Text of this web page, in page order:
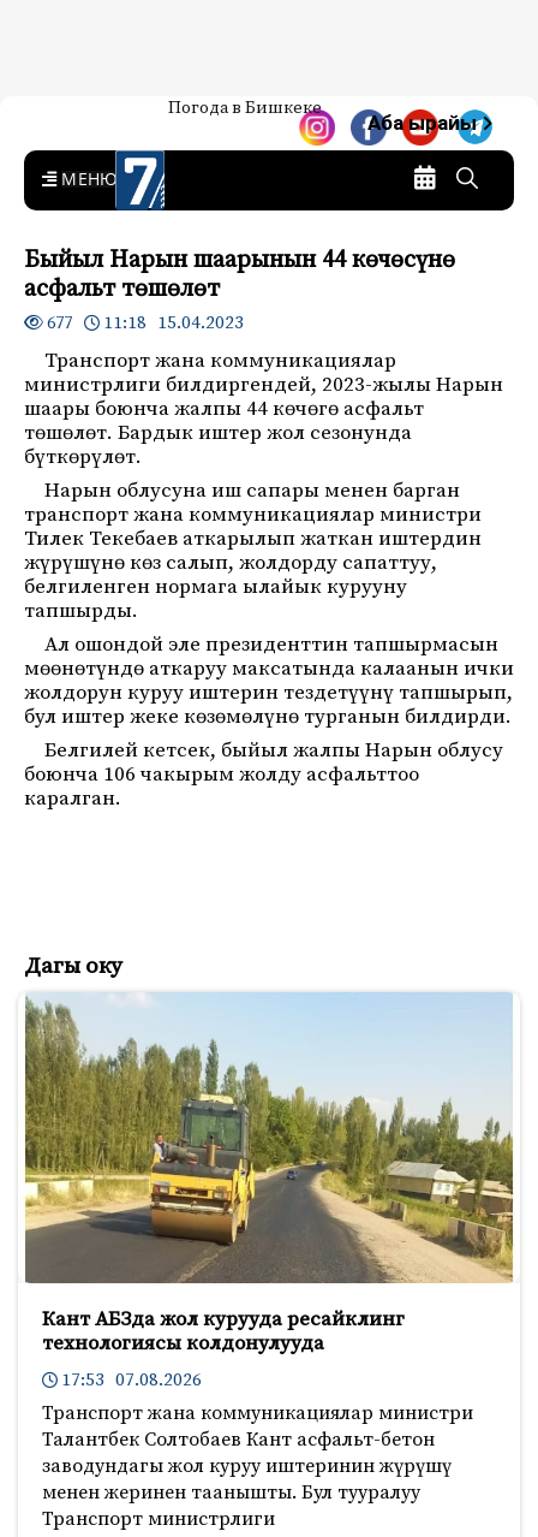
7-канал. Жаңылыктар —
Кыргызстан
Жаңылыктар — Кыргызстан
Погода в Бишкеке
Аба ырайы
MENU
Быйыл Нарын шаарынын 44 көчөсүнө
асфальт төшөлөт
677 11:18 15.04.2023
Транспорт жана коммуникациялар
министрлиги билдиргендей, 2023-жылы Нарын
шаары боюнча жалпы 44 көчөгө асфальт
төшөлөт. Бардык иштер жол сезонунда
бүткөрүлөт.
Нарын облусуна иш сапары менен барган
транспорт жана коммуникациялар министри
Тилек Текебаев аткарылып жаткан иштердин
жүрүшүнө көз салып, жолдорду сапаттуу,
белгиленген нормага ылайык курууну
тапшырды.
Ал ошондой эле президенттин тапшырмасын
мөөнөтүндө аткаруу максатында калаанын ички
жолдорун куруу иштерин тездетүүнү тапшырып,
бул иштер жеке көзөмөлүнө турганын билдирди.
Белгилей кетсек, быйыл жалпы Нарын облусу
боюнча 106 чакырым жолду асфальттоо
каралган.
Дагы оку
Кант АБЗда жол курууда ресайклинг
технологиясы колдонулууда
17:53 07.08.2026
Транспорт жана коммуникациялар министри
Талантбек Солтобаев Кант асфальт-бетон
заводундагы жол куруу иштеринин жүрүшү
менен жеринен таанышты. Бул тууралуу
Транспорт министрлиги